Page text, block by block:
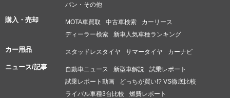
バン・その他
購入・売却 MOTA車買取 中古車検索
カーリース
ディーラー検索
新車人気車種ランキング
カー用品 スタッドレスタイヤ サマータイヤ カーナビ
ニュース/記事 自動車ニュース 新型車解説
試乗レポート
試乗レポート動画
どっちが買い!? VS徹底比較
ライバル車種3台比較
燃費レポート